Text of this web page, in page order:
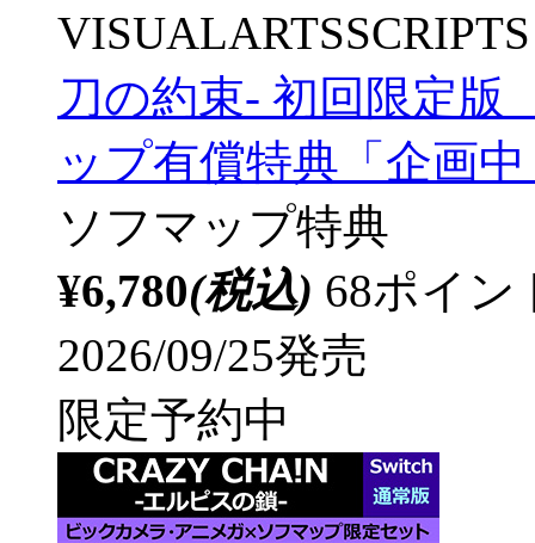
VISUALARTSSCRIPTS
刀の約束- 初回限定
ップ有償特典「企画
ソフマップ特典
¥6,780(税込) 68ポイ
2026/09/25発売
限定予約中